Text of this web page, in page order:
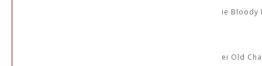
ie Bloody
ei Old